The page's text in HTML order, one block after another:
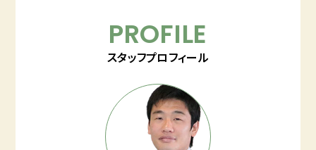
PROFILE
スタッフプロフィール